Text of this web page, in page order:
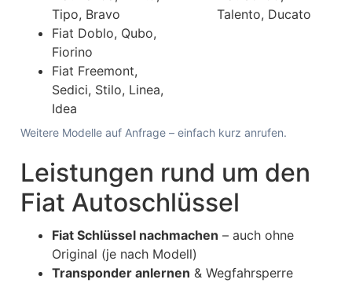
Tipo, Bravo
Fiat Doblo, Qubo,
Fiorino
Fiat Freemont,
Sedici, Stilo, Linea,
Idea
Talento, Ducato
Weitere Modelle auf Anfrage – einfach kurz anrufen.
Leistungen rund um den
Fiat Autoschlüssel
Fiat Schlüssel nachmachen – auch ohne
Original (je nach Modell)
Transponder anlernen & Wegfahrsperre